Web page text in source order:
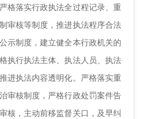
格落实行政执法全过程记录、重
审核等制度，推进执法程序合法
示制度，建立健全本行政机关的
执行执法主体、执法人员、执法
进执法内容透明化。严格落实重
审核制度，严格行政处罚案件告
核，主动前移监督关口，及早纠